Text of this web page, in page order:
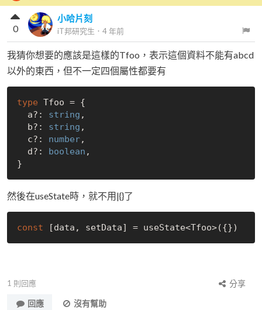
小哈片刻
iT邦研究生 ． 4 年前
0
我猜你想要的應該是這樣的Tfoo，表示這個資料不能有abcd
以外的東西，但不一定四個屬性都要有
type Tfoo = {
  a?:
string ,
  b?:
string ,
  c?:
number,
  d?:
boolean ,
然後在useState時，就不用|{}了
const
1 則回應
分享
回應
沒有幫助